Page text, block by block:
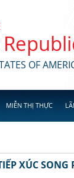
OF
MIỄN THỊ THỰC
XÚC SONG